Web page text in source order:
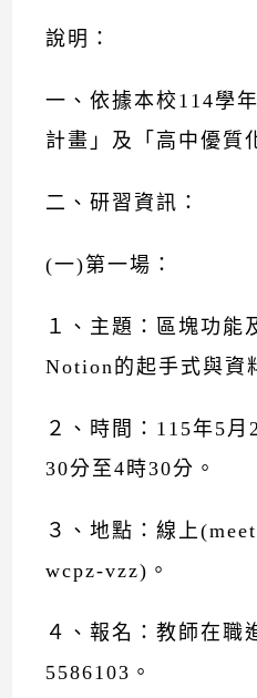
說明：
一、依據本校114學
計畫」及「高中優質
二、研習資訊：
(一)第一場：
１、主題：區塊功能
Notion的起手式與資
２、時間：115年5
30分至4時30分。
３、地點：線上
wcpz-vzz)。
４、報名：教師在職
5586103。